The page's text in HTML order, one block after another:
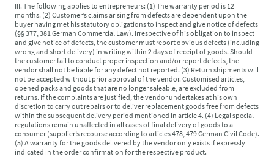
III. The following applies to entrepreneurs: (1) The warranty period is 12
months. (2) Customer’s claims arising from defects are dependent upon the
buyer having met his statutory obligations to inspect and give notice of defects
(§§ 377, 381 German Commercial Law). Irrespective of his obligation to inspect
and give notice of defects, the customer must report obvious defects (including
wrong and short delivery) in writing within 2 days of receipt of goods. Should
the customer fail to conduct proper inspection and/or report defects, the
vendor shall not be liable for any defect not reported. (3) Return shipments will
not be accepted without prior approval of the vendor. Customised articles,
opened packs and goods that are no longer saleable, are excluded from
returns. If the complaints are justified, the vendor undertakes at his own
discretion to carry out repairs or to deliver replacement goods free from defects
within the subsequent delivery period mentioned in article 4. (4) Legal special
regulations remain unaffected in all cases of final delivery of goods to a
consumer (supplier’s recourse according to articles 478, 479 German Civil Code).
(5) A warranty for the goods delivered by the vendor only exists if expressly
indicated in the order confirmation for the respective product.